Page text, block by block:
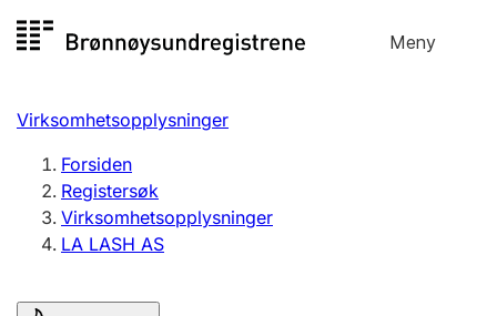
til
Meny
Registersøk
Aksjeselskap
Enkeltpersonforetak
Registrere, endre, slette
Virksomhetsopplysninger
Forsiden
Registersøk
Virksomhetsopplysninger
LA LASH AS